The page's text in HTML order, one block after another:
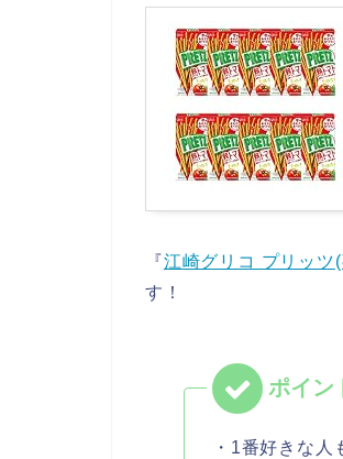
『江崎グリコ プリッツ
す！
・1番好きな人